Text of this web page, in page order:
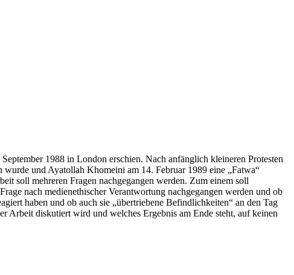
1988 in London erschien. Nach anfänglich kleineren Protesten
und Ayatollah Khomeini am 14. Februar 1989 eine „Fatwa“
soll mehreren Fragen nachgegangen werden. Zum einem soll
nach medienethischer Verantwortung nachgegangen werden und ob
haben und ob auch sie „übertriebene Befindlichkeiten“ an den Tag
Arbeit diskutiert wird und welches Ergebnis am Ende steht, auf keinen